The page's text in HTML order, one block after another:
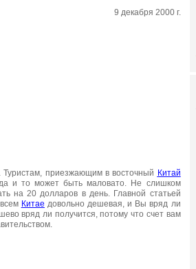
9 декабря 2000 г.
приезжающим в восточный Китай
и то может быть маловато. Не слишком
на 20 долларов в день. Главной статьей
Китае довольно дешевая, и Вы вряд ли
вряд ли получится, потому что счет вам